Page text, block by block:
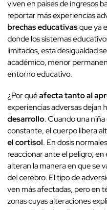
viven en países de ingresos
reportar más experiencias
brechas educativasque ya
donde los sistemas
limitados, esta desigualdad
académico, menor
entorno educativo.
¿Por quéafecta tanto al
experiencias adversas dejan
desarrollo. Cuando una
constante, el cuerpo libera
el cortisol. En dosis
reaccionar ante el peligro;
alteran la manera en que se
del cerebro. El tipo de
ven más afectadas, pero en
zonas cuyas alteraciones